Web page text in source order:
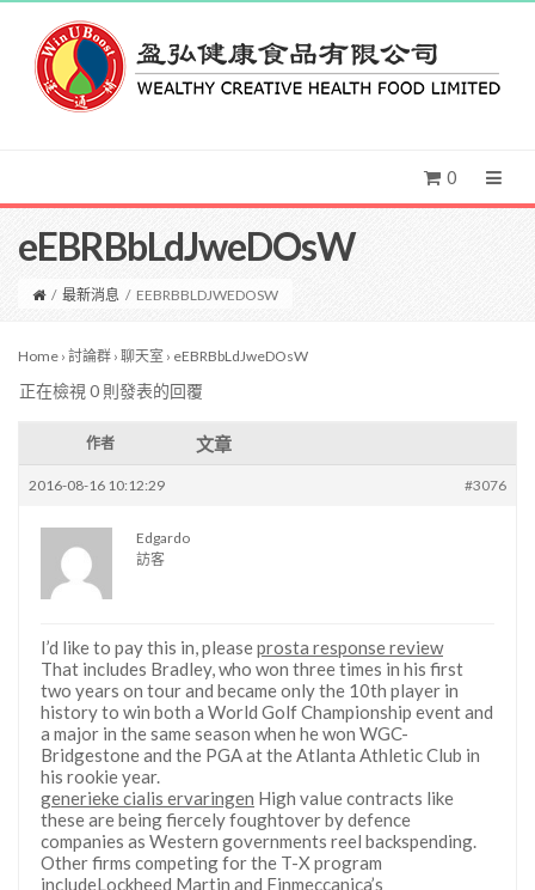
0
eEBRBbLdJweDOsW
/ 最新消息 / EEBRBBLDJWEDOSW
Home › 討論群 › 聊天室 › eEBRBbLdJweDOsW
正在檢視 0 則發表的回覆
作者 文章
2016-08-16 10:12:29 #3076
Edgardo
訪客
I’d like to pay this in, pleaseprosta response review
That includes Bradley, who won three times in his first
two years on tour and became only the 10th player in
history to win both a World Golf Championship event and
a major in the same season when he won WGC-
Bridgestone and the PGA at the Atlanta Athletic Club in
his rookie year.
generieke cialis ervaringen High value contracts like
these are being fiercely foughtover by defence
companies as Western governments reel backspending.
Other firms competing for the T-X program
includeLockheed Martin and Finmeccanica’s